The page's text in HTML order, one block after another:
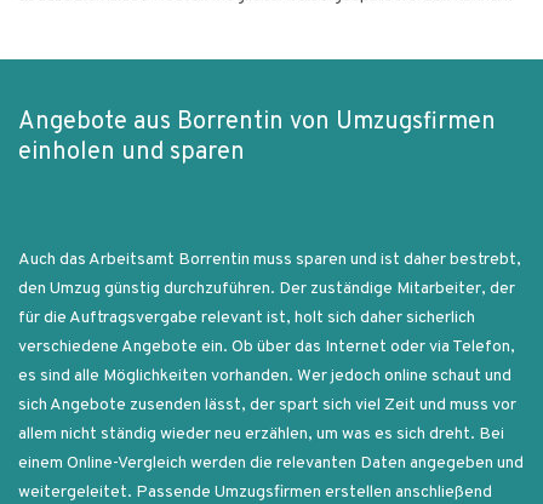
Angebote aus Borrentin von Umzugsfirmen
einholen und sparen
Auch das Arbeitsamt Borrentin muss sparen und ist daher bestrebt,
den Umzug günstig durchzuführen. Der zuständige Mitarbeiter, der
für die Auftragsvergabe relevant ist, holt sich daher sicherlich
verschiedene Angebote ein. Ob über das Internet oder via Telefon,
es sind alle Möglichkeiten vorhanden. Wer jedoch online schaut und
sich Angebote zusenden lässt, der spart sich viel Zeit und muss vor
allem nicht ständig wieder neu erzählen, um was es sich dreht. Bei
einem Online-Vergleich werden die relevanten Daten angegeben und
weitergeleitet. Passende Umzugsfirmen erstellen anschließend